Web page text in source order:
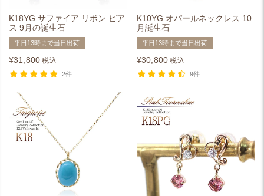
K18YG サファイア リボン ピア
ス 9月の誕生石
平日13時まで当日出荷
¥31,800 税込
2件
K10YG オパールネックレス 10
月誕生石
平日13時まで当日出荷
¥30,800 税込
9件